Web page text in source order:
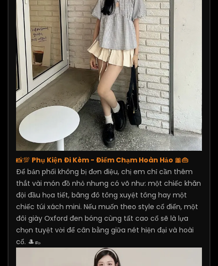
📸💯 Phụ Kiện Đi Kèm - Điểm Chạm Hoàn Hảo 🎀👜
Để bản phối không bị đơn điệu, chị em chỉ cần thêm
thắt vài món đồ nhỏ nhưng có võ như: một chiếc khăn
đội đầu họa tiết, băng đô tông xuyệt tông hay một
chiếc túi xách mini. Nếu muốn theo style cổ điển, một
đôi giày Oxford đen bóng cùng tất cao cổ sẽ là lựa
chọn tuyệt vời để cân bằng giữa nét hiện đại và hoài
cổ. 🎩👞